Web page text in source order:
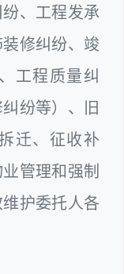
、工程发承
修纠纷、竣
工程质量纠
纷等）、旧
迁、征收补
管理和强制
护委托人各